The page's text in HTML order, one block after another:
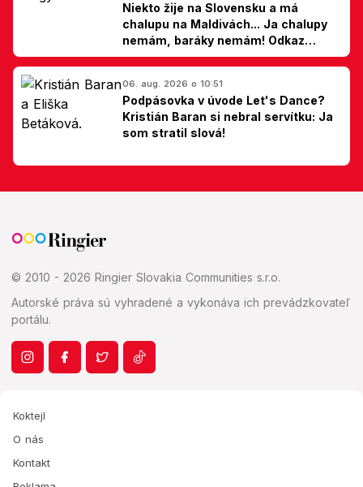
Niekto žije na Slovensku a má
chalupu na Maldivách... Ja chalupy
nemám, baráky nemám! Odkaz
Slovákom
06. aug. 2026 o 10:51
Podpásovka v úvode Let's Dance?
Kristián Baran si nebral servítku: Ja
som stratil slová!
© 2010 - 2026 Ringier Slovakia Communities s.r.o.
Autorské práva sú vyhradené a vykonáva ich prevádzkovateľ
portálu.
Koktejl
O nás
Kontakt